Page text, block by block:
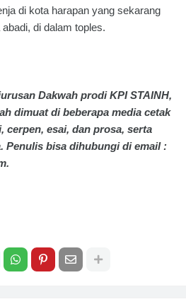
di kota harapan yang sekarang
di dalam toples.
Dakwah prodi KPI STAINH,
dimuat di beberapa media cetak
cerpen, esai, dan prosa, serta
Penulis bisa dihubungi di email :